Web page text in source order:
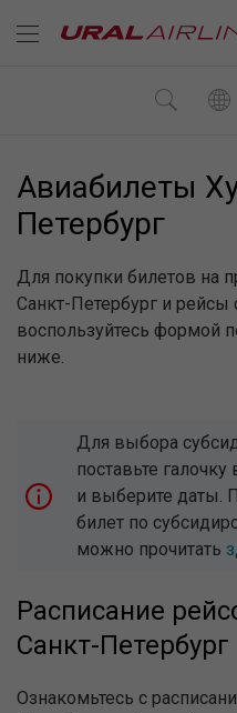
Авиабилеты
Петербург
Для покупки билетов на
Санкт-Петербург и рейсы
воспользуйтесь формой
ниже.
Для выбора
поставьте
и выберите даты.
билет по
можно прочитать
Расписание
Санкт-Петербург
Ознакомьтесь с